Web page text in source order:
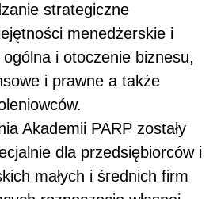
strategiczne
menedżerskie i
i otoczenie biznesu,
i prawne a także
Akademii PARP zostały
dla przedsiębiorców i
małych i średnich firm